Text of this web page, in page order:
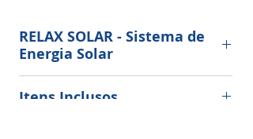
RELAX SOLAR - Sistema de
Energia Solar
estrutura e revestimento em
Itens Inclusos